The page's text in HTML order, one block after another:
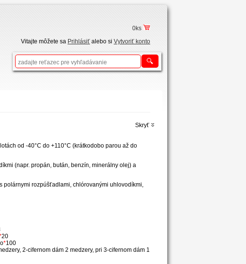
0ks
Vitajte môžete sa Prihlásiť alebo si Vytvoriť konto
Skryť
od -40°C do +110°C (krátkodobo parou až do
(napr. propán, bután, benzín, minerálny olej) a
polárnymi rozpúšťadlami, chlórovanými uhlovodíkmi,
20
*100
2-cifernom dám 2 medzery, pri 3-cifernom dám 1